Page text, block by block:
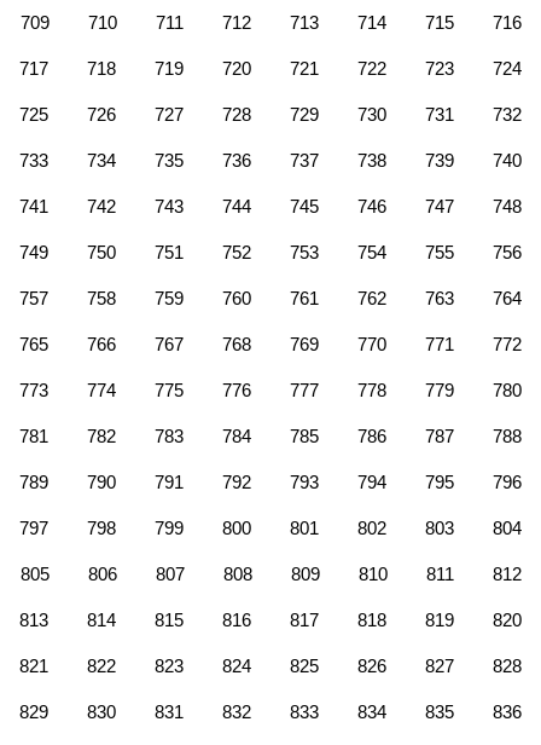
709 710 711 712 713 714 715 716
717 718 719 720 721 722 723 724
725 726 727 728 729 730 731 732
733 734 735 736 737 738 739 740
741 742 743 744 745 746 747 748
749 750 751 752 753 754 755 756
757 758 759 760 761 762 763 764
765 766 767 768 769 770 771 772
773 774 775 776 777 778 779 780
781 782 783 784 785 786 787 788
789 790 791 792 793 794 795 796
797 798 799 800 801 802 803 804
805 806 807 808 809 810 811 812
813 814 815 816 817 818 819 820
821 822 823 824 825 826 827 828
829 830 831 832 833 834 835 836